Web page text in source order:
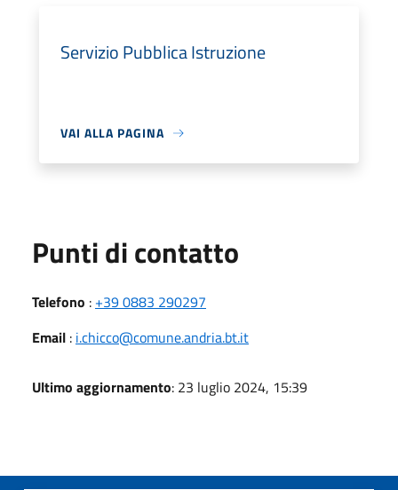
Servizio Pubblica Istruzione
VAI ALLA PAGINA
Punti di contatto
Telefono : +39 0883 290297
Email : i.chicco@comune.andria.bt.it
Ultimo aggiornamento: 23 luglio 2024, 15:39